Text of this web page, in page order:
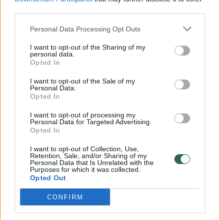
Personal Data Processing Opt Outs
I want to opt-out of the Sharing of my
personal data.
Opted In
I want to opt-out of the Sale of my
Personal Data.
Opted In
I want to opt-out of processing my
Personal Data for Targeted Advertising.
Opted In
I want to opt-out of Collection, Use,
Retention, Sale, and/or Sharing of my
Personal Data that Is Unrelated with the
Purposes for which it was collected.
Opted Out
CONFIRM
32 laipsnių šilumos
Žinios | Orai
V. Zalužno pasisakymą laiko bandymu įsitvirtinti
Laidos | Nauja diena
00:05:25
K. Prunskienės brolis prisiminė jaudinančią akimirką
prieš mirtį: „Tai buvo simbolinis mūsų pagerbimo
ženklas“
Žinios | Lietuvos diena